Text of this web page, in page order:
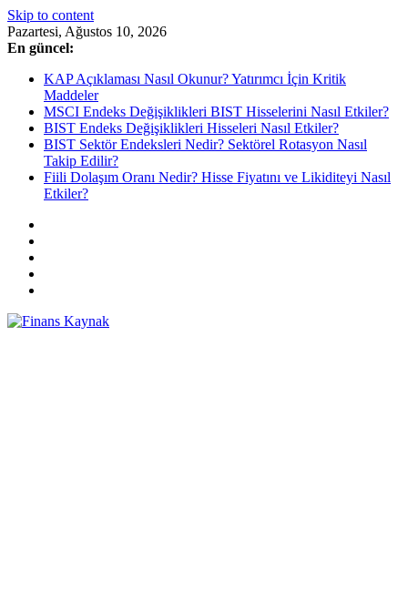
Skip to content
Pazartesi, Ağustos 10, 2026
En güncel:
KAP Açıklaması Nasıl Okunur? Yatırımcı İçin Kritik
Maddeler
MSCI Endeks Değişiklikleri BIST Hisselerini Nasıl Etkiler?
BIST Endeks Değişiklikleri Hisseleri Nasıl Etkiler?
BIST Sektör Endeksleri Nedir? Sektörel Rotasyon Nasıl
Takip Edilir?
Fiili Dolaşım Oranı Nedir? Hisse Fiyatını ve Likiditeyi Nasıl
Etkiler?